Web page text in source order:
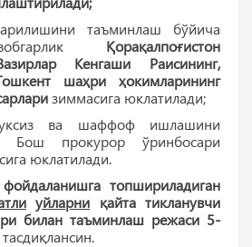
таъминлаш бўйича
Қорақалпоғистон
Кенгаши Раисининг,
шаҳри ҳокимларининг
зиммасига юклатилади;
ва шаффоф ишлашини
Бош прокурор ўринбосари
юклатилади.
топшириладиган
уйларни қайта тикланувчи
билан таъминлаш режаси 5-